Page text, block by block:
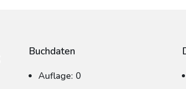
Buchdaten
Auflage: 0